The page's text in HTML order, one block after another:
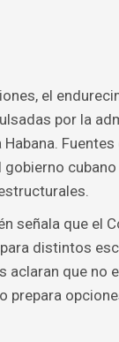
el
por la
Habana.
gobierno
señala que el
distintos
aclaran que no
prepara